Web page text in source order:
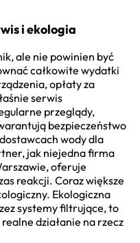
i ekologia
ale nie powinien być
całkowite wydatki
opłaty za
serwis
przeglądy,
bezpieczeństwo
wody dla
jak niejedna firma
oferuje
reakcji. Coraz większe
Ekologiczna
systemy filtrujące, to
działanie na rzecz